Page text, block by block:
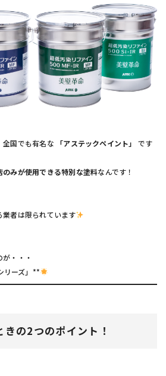
全国でも有名な 「アステックペイント」 です
のみが使用できる特別な塗料なんです！
者は限られています
・・・
リーズ」**
の2つのポイント！